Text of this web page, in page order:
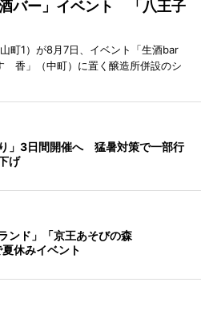
バー」イベント 「八王子
町1）が8月7日、イベント「生酒bar
香」（中町）に置く醸造所併設のシ
り」3日間開催へ 猛暑対策で一部行
げ
ンド」「京王あそびの森
休みイベント